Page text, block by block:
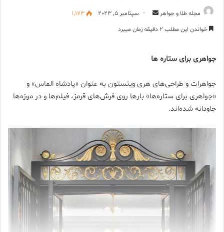
مجله طلا و جواهر
ارسال
سپتامبر 5, 2023
1,173
خواندن این مطلب 2 دقیقه زمان میبرد
جواهری برای ستاره ها
جواهرات و طراحی‌های هری وینستون به عنوان «پادشاه الماس» و
«جواهری برای ستاره‌ها» بارها روی فرش‌های قرمز، فیلم‌ها و در موزه‌ها
جاودانه شده‌اند.